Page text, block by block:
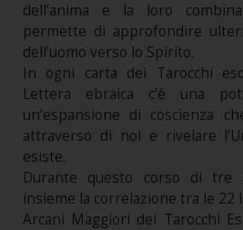
dell’anima e la loro
permette di approfondire
dell’uomo verso lo Spirito.
In ogni carta dei Tarocchi
Lettera ebraica c’è una
un’espansione di coscienza
attraverso di noi e rivelare
esiste.
Durante questo corso di tre
insieme la correlazione tra le 22
Arcani Maggiori dei Tarocchi